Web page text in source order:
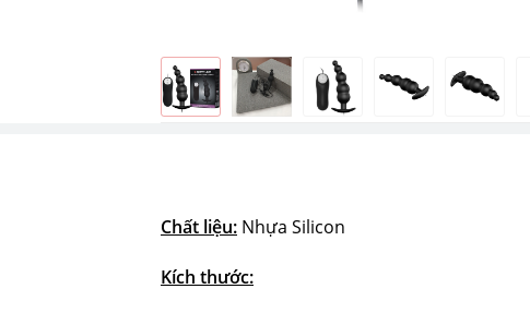
Chất liệu: Nhựa Silicon
Kích thước: